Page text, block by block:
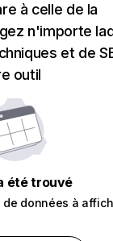
à celle de la
n'importe
et de
outil
été trouvé
données à